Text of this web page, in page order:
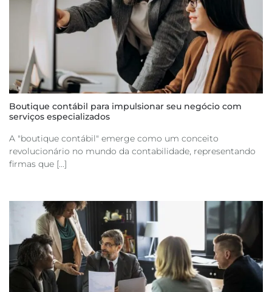
Boutique contábil para impulsionar seu negócio com
serviços especializados
A "boutique contábil" emerge como um conceito
revolucionário no mundo da contabilidade, representando
firmas que [...]